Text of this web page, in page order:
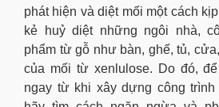
phát hiện và diệt mối một cách
kẻ huỷ diệt những ngôi nhà,
phẩm từ gỗ như bàn, ghế, tủ,
của mối từ xenlulose. Do đó,
ngay từ khi xây dựng công